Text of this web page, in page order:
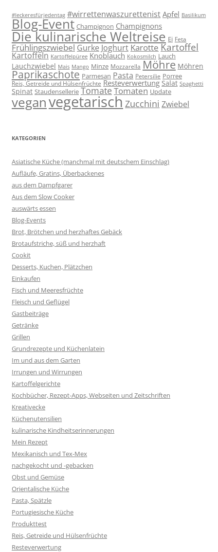
#leckeresfürjedentag #wirrettenwaszurettenist Apfel Basilikum
Blog-Event Champignon Champignons
Die kulinarische Weltreise Ei Feta
Frühlingszwiebel Gurke Joghurt Karotte Kartoffel
Kartoffeln Kartoffelpüree Knoblauch Kokosmilch Lauch
Lauchzwiebel Mais Mango Minze Mozzarella Möhre Möhren
Paprikaschote Parmesan Pasta Petersilie Porree
Reis, Getreide und Hülsenfrüchte Resteverwertung Salat Spaghetti
Spinat Staudensellerie TomateTomaten Update
veganvegetarisch Zucchini Zwiebel
KATEGORIEN
Asiatische Küche (manchmal mit deutschem Einschlag)
Aufläufe, Gratins, Überbackenes
aus dem Dampfgarer
Aus dem Slow Cooker
auswärts essen
Blog-Events
Brot, Brötchen und herzhaftes Gebäck
Brotaufstriche, süß und herzhaft
Cookit
Desserts, Kuchen, Plätzchen
Einkaufen
Fisch und Meeresfrüchte
Fleisch und Geflügel
Gastbeiträge
Getränke
Grillen
Grundrezepte und Küchenlatein
Im und aus dem Garten
Irrungen und Wirrungen
Kartoffelgerichte
Kochbücher, Rezept-Apps, Webseiten und Zeitschriften
Kreativecke
Küchenutensilien
kulinarische Kindheitserinnerungen
Mein Rezept
Mexikanisch und Tex-Mex
nachgekocht und -gebacken
Obst und Gemüse
Orientalische Küche
Pasta, Spätzle
Portugiesische Küche
Produkttest
Reis, Getreide und Hülsenfrüchte
Resteverwertung